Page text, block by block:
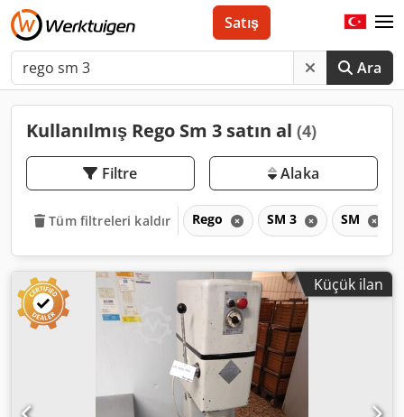
Ara
Satış
Kullanılmış Rego Sm 3 satın al (4)
Filtre Alaka
Tüm filtreleri kaldır Rego SM 3 SM
Küçük ilan